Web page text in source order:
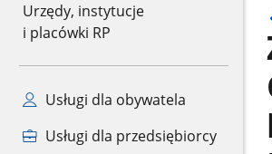
Urzędy, instytucje
i placówki RP
Usługi dla obywatela
Usługi dla przedsiębiorcy